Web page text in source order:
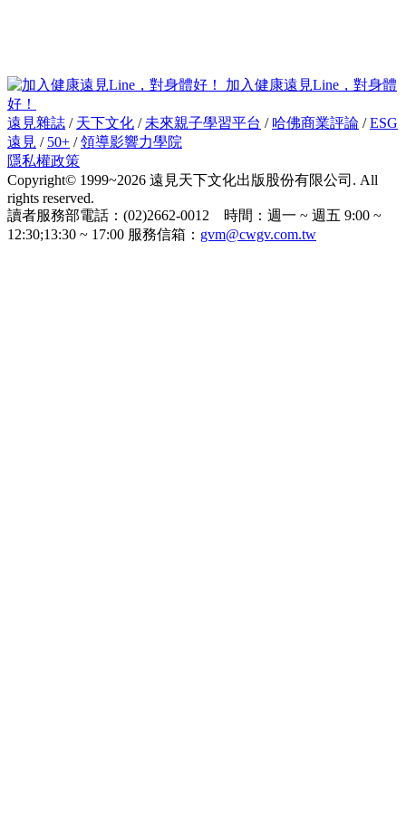
加入健康遠見Line，對身體
好！
遠見雜誌 / 天下文化 / 未來親子學習平台 / 哈佛商業評論 /ESG
遠見 / 50+ /領導影響力學院
隱私權政策
Copyright© 1999~2026 遠見天下文化出版股份有限公司. All
rights reserved.
讀者服務部電話：(02)2662-0012 時間：週一 ~ 週五 9:00 ~
12:30;13:30 ~ 17:00 服務信箱： gvm@cwgv.com.tw